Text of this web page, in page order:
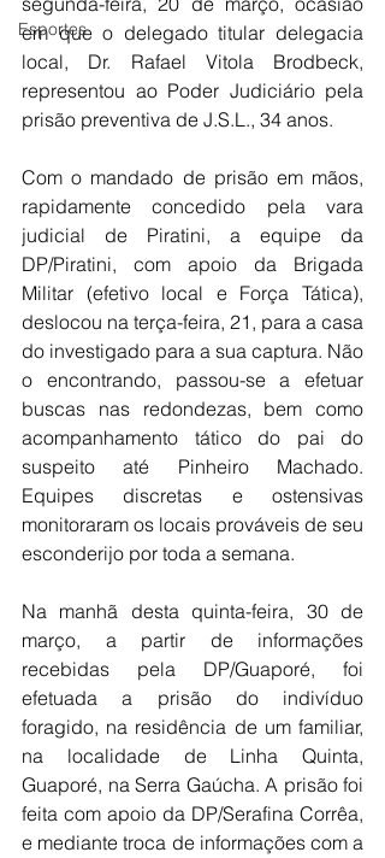
Esportes
em que o delegado titular delegacia
local, Dr. Rafael Vitola Brodbeck,
representou ao Poder Judiciário pela
prisão preventiva de J.S.L., 34 anos.
Com o mandado de prisão em mãos,
rapidamente concedido pela vara
judicial de Piratini, a equipe da
DP/Piratini, com apoio da Brigada
Militar (efetivo local e Força Tática),
deslocou na terça-feira, 21, para a casa
do investigado para a sua captura. Não
o encontrando, passou-se a efetuar
buscas nas redondezas, bem como
acompanhamento tático do pai do
suspeito até Pinheiro Machado.
Equipes discretas e ostensivas
monitoraram os locais prováveis de seu
esconderijo por toda a semana.
Na manhã desta quinta-feira, 30 de
março, a partir de informações
recebidas pela DP/Guaporé, foi
efetuada a prisão do indivíduo
foragido, na residência de um familiar,
na localidade de Linha Quinta,
Guaporé, na Serra Gaúcha. A prisão foi
feita com apoio da DP/Serafina Corrêa,
e mediante troca de informações com a